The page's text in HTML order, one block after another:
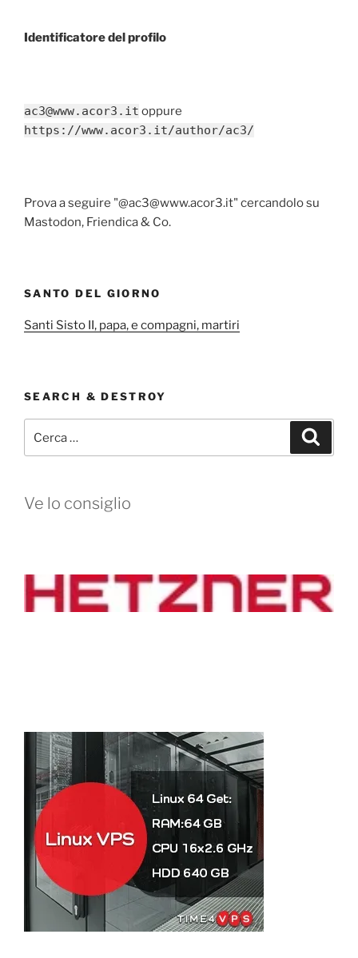
Identificatore del profilo
ac3@www.acor3.it oppure
https://www.acor3.it/author/ac3/
Prova a seguire "@ac3@www.acor3.it" cercandolo su
Mastodon, Friendica & Co.
SANTO DEL GIORNO
Santi Sisto II, papa, e compagni, martiri
SEARCH & DESTROY
Ve lo consiglio